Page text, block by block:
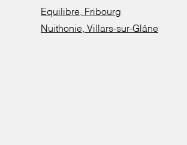
Equilibre, Fribourg
Nuithonie, Villars-sur-Glâne